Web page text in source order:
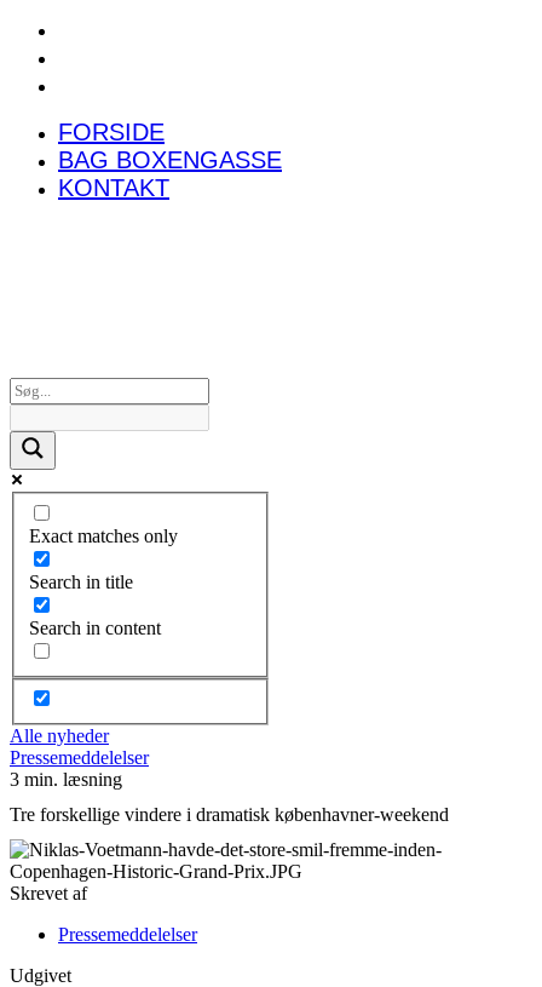
FORSIDE
BAG BOXENGASSE
KONTAKT
Exact matches only
Search in title
Search in content
Alle nyheder
Pressemeddelelser
3 min. læsning
Tre forskellige vindere i dramatisk københavner-weekend
Skrevet af
Pressemeddelelser
Udgivet